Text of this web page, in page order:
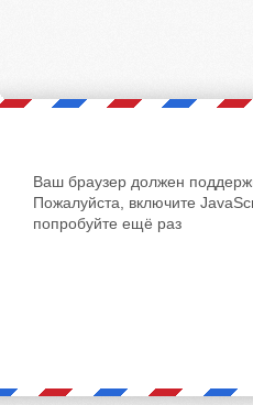
Ваш браузер должен
Пожалуйста, включите
попробуйте ещё раз